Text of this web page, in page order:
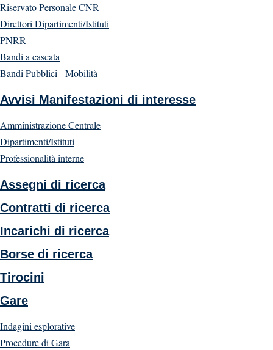
Riservato Personale CNR
Direttori Dipartimenti/Istituti
PNRR
Bandi a cascata
Bandi Pubblici - Mobilità
Avvisi Manifestazioni di interesse
Amministrazione Centrale
Dipartimenti/Istituti
Professionalità interne
Assegni di ricerca
Contratti di ricerca
Incarichi di ricerca
Borse di ricerca
Tirocini
Gare
Indagini esplorative
Procedure di Gara